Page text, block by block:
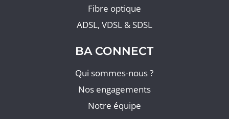
Fibre optique
ADSL, VDSL & SDSL
BA CONNECT
Qui sommes-nous ?
Nos engagements
Notre équipe